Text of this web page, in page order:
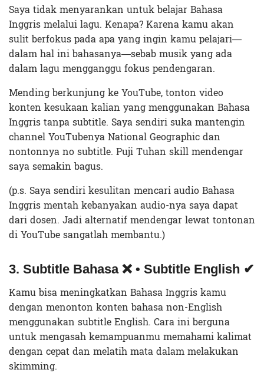
Saya tidak menyarankan untuk belajar Bahasa
Inggris melalui lagu. Kenapa? Karena kamu akan
sulit berfokus pada apa yang ingin kamu pelajari—
dalam hal ini bahasanya—sebab musik yang ada
dalam lagu mengganggu fokus pendengaran.
Mending berkunjung ke YouTube, tonton video
konten kesukaan kalian yang menggunakan Bahasa
Inggris tanpa subtitle. Saya sendiri suka mantengin
channel YouTubenya National Geographic dan
nontonnya no subtitle. Puji Tuhan skill mendengar
saya semakin bagus.
(p.s. Saya sendiri kesulitan mencari audio Bahasa
Inggris mentah kebanyakan audio-nya saya dapat
dari dosen. Jadi alternatif mendengar lewat tontonan
di YouTube sangatlah membantu.)
3. Subtitle Bahasa ❌ • Subtitle English ✔
Kamu bisa meningkatkan Bahasa Inggris kamu
dengan menonton konten bahasa non-English
menggunakan subtitle English. Cara ini berguna
untuk mengasah kemampuanmu memahami kalimat
dengan cepat dan melatih mata dalam melakukan
skimming.